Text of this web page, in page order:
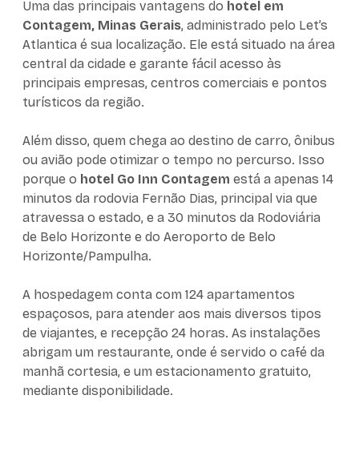
Uma das principais vantagens do hotel em
Contagem, Minas Gerais, administrado pelo Let’s
Atlantica é sua localização. Ele está situado na área
central da cidade e garante fácil acesso às
principais empresas, centros comerciais e pontos
turísticos da região.
Além disso, quem chega ao destino de carro, ônibus
ou avião pode otimizar o tempo no percurso. Isso
porque o hotel Go Inn Contagem está a apenas 14
minutos da rodovia Fernão Dias, principal via que
atravessa o estado, e a 30 minutos da Rodoviária
de Belo Horizonte e do Aeroporto de Belo
Horizonte/Pampulha.
A hospedagem conta com 124 apartamentos
espaçosos, para atender aos mais diversos tipos
de viajantes, e recepção 24 horas. As instalações
abrigam um restaurante, onde é servido o café da
manhã cortesia, e um estacionamento gratuito,
mediante disponibilidade.